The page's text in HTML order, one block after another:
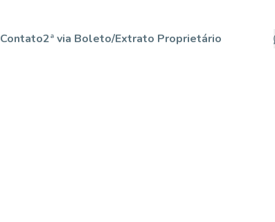
Contato2ª via Boleto/Extrato Proprietário